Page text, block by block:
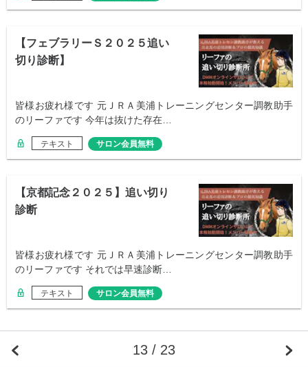
【フェブラリーＳ２０２５追い
切り診断】
皆様お疲れ様です 元ＪＲＡ美浦トレーニングセンター調教助手
のリーファです 今年は抜けた存在…
テキスト サロン会員無料
【京都記念２０２５】追い切り
診断
皆様お疲れ様です 元ＪＲＡ美浦トレーニングセンター調教助手
のリーファです それでは早速診断…
テキスト サロン会員無料
13 / 23